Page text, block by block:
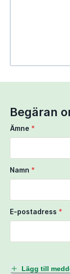
Use two fingers
Begäran
Ämne *
Namn *
E-postadress *
Lägg till